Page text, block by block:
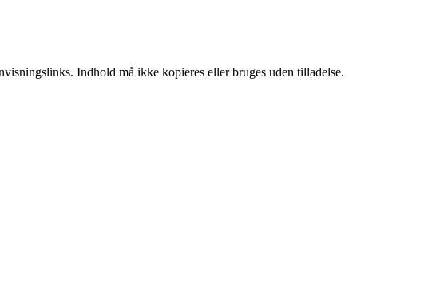
Indhold må ikke kopieres eller bruges uden tilladelse.